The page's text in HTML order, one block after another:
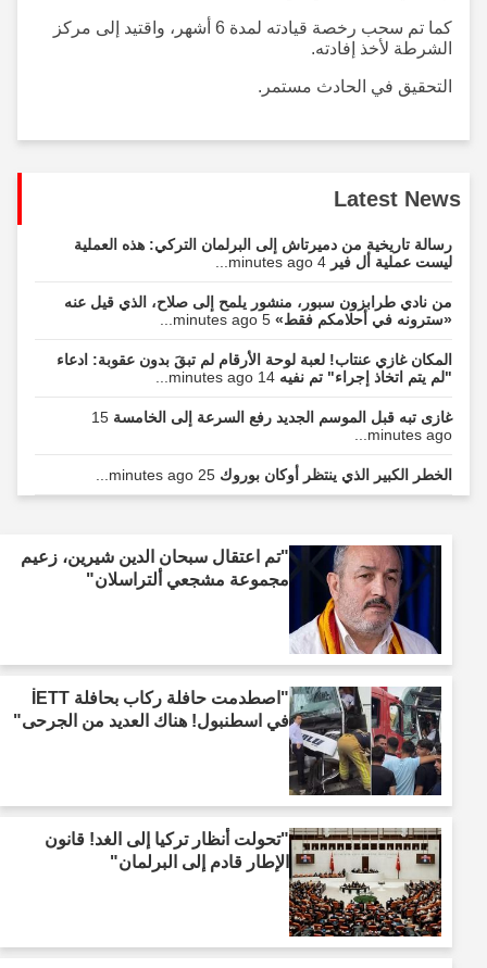
كما تم سحب رخصة قيادته لمدة 6 أشهر، واقتيد إلى مركز
الشرطة لأخذ إفادته.
التحقيق في الحادث مستمر.
Latest News
رسالة تاريخية من دميرتاش إلى البرلمان التركي: هذه العملية
ليست عملية أل فير4 minutes ago...
من نادي طرابزون سبور، منشور يلمح إلى صلاح، الذي قيل عنه
«سترونه في أحلامكم فقط»5 minutes ago...
المكان غازي عنتاب! لعبة لوحة الأرقام لم تبقَ بدون عقوبة: ادعاء
"لم يتم اتخاذ إجراء" تم نفيه14 minutes ago...
غازی تبه قبل الموسم الجديد رفع السرعة إلى الخامسة15
minutes ago...
الخطر الكبير الذي ينتظر أوكان بوروك25 minutes ago...
"تم اعتقال سبحان الدين شيرين، زعيم
مجموعة مشجعي ألتراسلان"
"اصطدمت حافلة ركاب بحافلة İETT
في اسطنبول! هناك العديد من الجرحى"
"تحولت أنظار تركيا إلى الغد! قانون
الإطار قادم إلى البرلمان"